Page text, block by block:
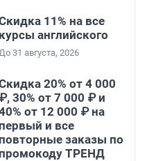
11% на все
курсы английского
31 августа, 2026
20% от 4 000
₽, 30% от 7 000 ₽ и
от 12 000 ₽ на
первый и все
повторные заказы по
промокоду ТРЕНД